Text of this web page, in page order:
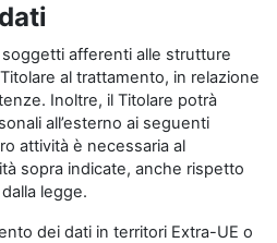
afferenti alle strutture
al trattamento, in relazione
Inoltre, il Titolare potrà
all’esterno ai seguenti
attività è necessaria al
sopra indicate, anche rispetto
legge.
dei dati in territori Extra-UE o